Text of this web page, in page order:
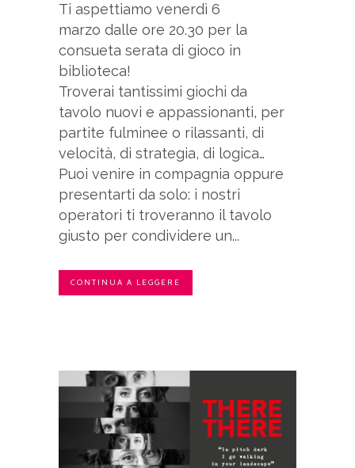
Ti aspettiamo venerdì 6
marzo dalle ore 20.30 per la
consueta serata di gioco in
biblioteca!
Troverai tantissimi giochi da
tavolo nuovi e appassionanti, per
partite fulminee o rilassanti, di
velocità, di strategia, di logica…
Puoi venire in compagnia oppure
presentarti da solo: i nostri
operatori ti troveranno il tavolo
giusto per condividere un...
CONTINUA A LEGGERE